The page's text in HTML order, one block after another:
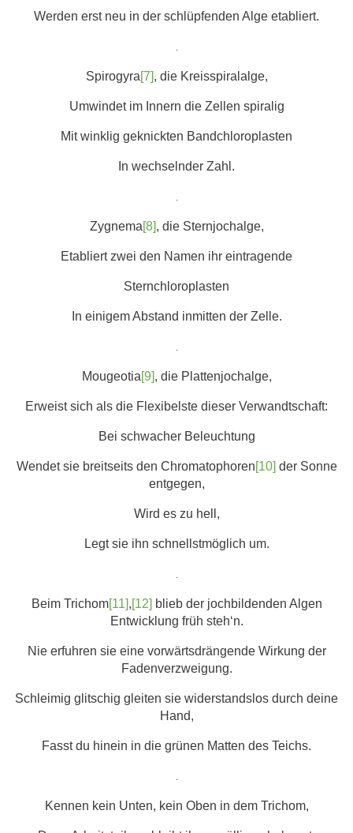
Werden erst neu in der schlüpfenden Alge etabliert.
Spirogyra[7], die Kreisspiralalge,
Umwindet im Innern die Zellen spiralig
Mit winklig geknickten Bandchloroplasten
In wechselnder Zahl.
Zygnema[8], die Sternjochalge,
Etabliert zwei den Namen ihr eintragende
Sternchloroplasten
In einigem Abstand inmitten der Zelle.
Mougeotia[9], die Plattenjochalge,
Erweist sich als die Flexibelste dieser Verwandtschaft:
Bei schwacher Beleuchtung
Wendet sie breitseits den Chromatophoren[10] der Sonne
entgegen,
Wird es zu hell,
Legt sie ihn schnellstmöglich um.
Beim Trichom[11],[12] blieb der jochbildenden Algen
Entwicklung früh steh‘n.
Nie erfuhren sie eine vorwärtsdrängende Wirkung der
Fadenverzweigung.
Schleimig glitschig gleiten sie widerstandslos durch deine
Hand,
Fasst du hinein in die grünen Matten des Teichs.
Kennen kein Unten, kein Oben in dem Trichom,